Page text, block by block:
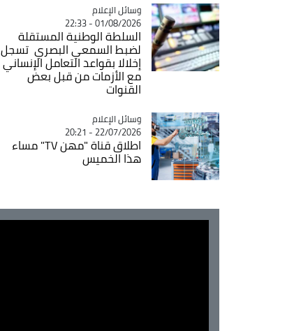
Catégorie
وسائل الإعلام
01/08/2026 - 22:33
السلطة الوطنية المستقلة
لضبط السمعي البصري تسجل
إخلالا بقواعد التعامل الإنساني
مع الأزمات من قبل بعض
القنوات
Catégorie
وسائل الإعلام
22/07/2026 - 20:21
اطلاق قناة "مهن TV" مساء
هذا الخميس